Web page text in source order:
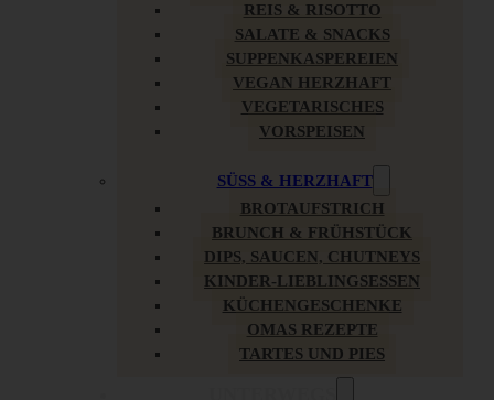
REIS & RISOTTO
SALATE & SNACKS
SUPPENKASPEREIEN
VEGAN HERZHAFT
VEGETARISCHES
VORSPEISEN
SÜSS & HERZHAFT
BROTAUFSTRICH
BRUNCH & FRÜHSTÜCK
DIPS, SAUCEN, CHUTNEYS
KINDER-LIEBLINGSESSEN
KÜCHENGESCHENKE
OMAS REZEPTE
TARTES UND PIES